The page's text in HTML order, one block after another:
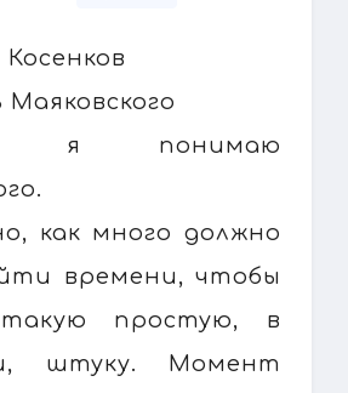
я понимаю
как много должно
времени, чтобы
простую, в
штуку. Момент